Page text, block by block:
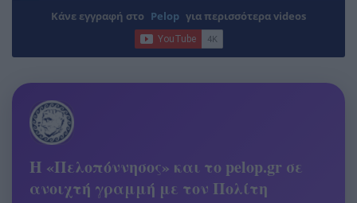
Κάνε εγγραφή στο Pelop για περισσότερα videos
Η «Πελοπόννησος» και το pelop.gr σε
ανοιχτή γραμμή με τον Πολίτη